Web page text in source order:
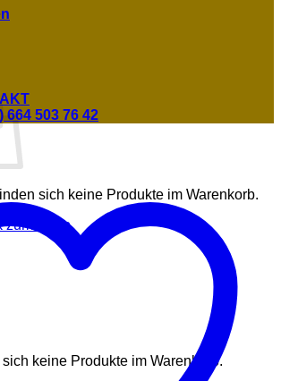
sich keine Produkte im Warenkorb.
zum Shop
keine Produkte im Warenkorb.
664 503 76 42